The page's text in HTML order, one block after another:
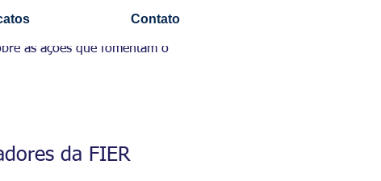
as ações que fomentam o
da FIER
Contato